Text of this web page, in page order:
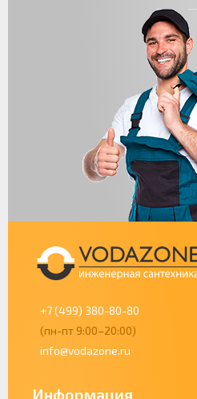
+7 (499) 380-80-80
(пн-пт 9:00–20:00)
info@vodazone.ru
Информация